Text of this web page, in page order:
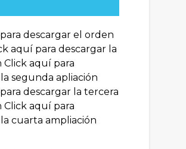
descargar el orden
aquí para descargar la
Click aquí para
segunda apliación
descargar la tercera
Click aquí para
cuarta ampliación